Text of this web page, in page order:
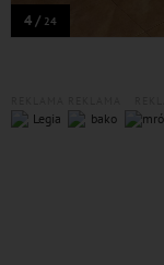
4 / 24